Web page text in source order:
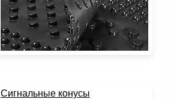
Сигнальные конусы